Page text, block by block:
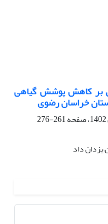
بر کاهش پوشش گیاهی
خراسان رضوی
261-276
یزدان داد